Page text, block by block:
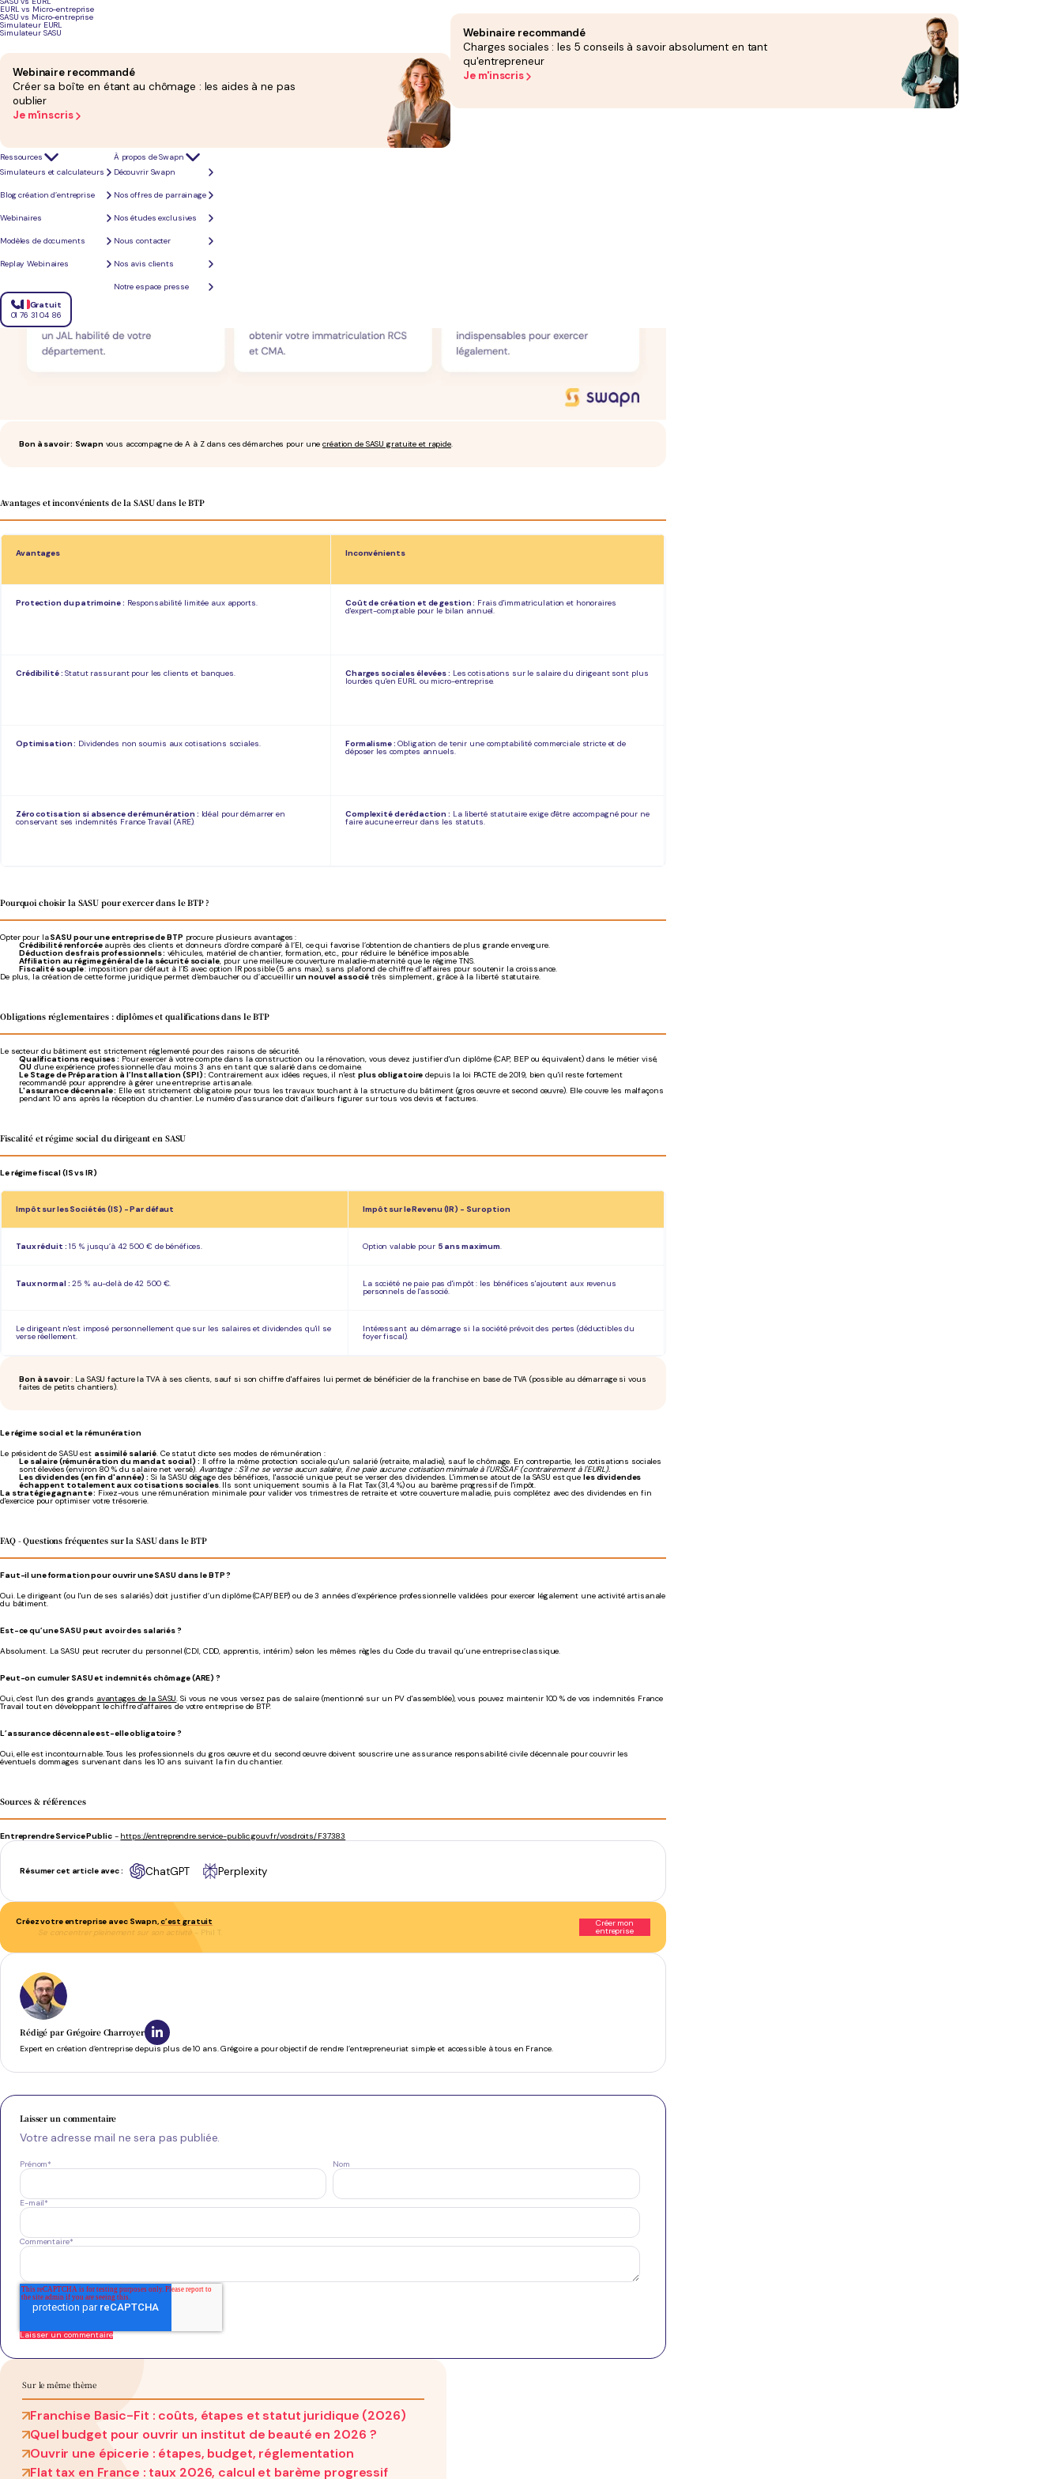
EURL vs Micro-entreprise
SASU vs Micro-entreprise
Simulateur EURL
Simulateur SASU
Webinaire recommandé
Créer sa boîte en étant au chômage : les aides à ne pas
oublier
Je m'inscris
Webinaire recommandé
Charges sociales : les 5 conseils à savoir absolument en tant
qu'entrepreneur
Je m'inscris
Ressources
Simulateurs et calculateurs
Blog création d’entreprise
Webinaires
Modèles de documents
Replay Webinaires
À propos de Swapn
Découvrir Swapn
Nos offres de parrainage
Nos études exclusives
Nous contacter
Nos avis clients
Notre espace presse
Gratuit
01 76 31 04 86
Publier une annonce légale :
S'immatriculer au guichet unique : Le dossier complet (statuts, attestations, pièce d'identité) doit être déposé en ligne sur le guichet unique de l'INPI pour obtenir votre
immatriculation au RCS et à la Chambre de Métiers et de l'Artisanat (CMA).
Souscrire aux assurances obligatoires : Vous devez impérativement ouvrir un compte pro et souscrire une assurance Responsabilité Civile Professionnelle (RC Pro) et une
garantie décennale pour pouvoir exercer légalement.
Bon à savoir : Swapnvous accompagne de A à Z dans ces démarches pour unecréation de SASU gratuite et rapide.
Avantages et inconvénients de la SASU dans le BTP
Avantages Inconvénients
Protection du patrimoine : Responsabilité limitée aux apports. Coût de création et de gestion : Frais d'immatriculation et honoraires
d'expert-comptable pour le bilan annuel.
Crédibilité : Statut rassurant pour les clients et banques. Charges sociales élevées : Les cotisations sur le salaire du dirigeant sont plus
lourdes qu'en EURL ou micro-entreprise.
Optimisation : Dividendes non soumis aux cotisations sociales. Formalisme : Obligation de tenir une comptabilité commerciale stricte et de
déposer les comptes annuels.
Zéro cotisation si absence de rémunération : Idéal pour démarrer en
conservant ses indemnités France Travail (ARE).
Complexité de rédaction : La liberté statutaire exige d'être accompagné pour ne
faire aucune erreur dans les statuts.
Pourquoi choisir la SASU pour exercer dans le BTP ?
Opter pour laSASU pour une entreprise de BTP procure plusieurs avantages :
Crédibilité renforcéeauprès des clients et donneurs d’ordre comparé à l’EI, ce qui favorise l’obtention de chantiers de plus grande envergure.
Déduction des frais professionnels : véhicules, matériel de chantier, formation, etc., pour réduire le bénéfice imposable.
Affiliation au régime général de la sécurité sociale, pour une meilleure couverture maladie‑maternité que le régime TNS.
Fiscalité souple: imposition par défaut à l’IS avec option IR possible (5 ans max), sans plafond de chiffre d’affaires pour soutenir la croissance.
De plus, la création de cette forme juridique permet d’embaucher ou d’accueillirun nouvel associé très simplement, grâce à la liberté statutaire.
Obligations réglementaires : diplômes et qualifications dans le BTP
Le secteur du bâtiment est strictement réglementé pour des raisons de sécurité.
Qualifications requises : Pour exercer à votre compte dans la construction ou la rénovation, vous devez justifier d'un diplôme (CAP, BEP ou équivalent) dans le métier visé,
OUd'une expérience professionnelle d'au moins 3 ans en tant que salarié dans ce domaine.
Le Stage de Préparation à l’Installation (SPI) : Contrairement aux idées reçues, il n'estplus obligatoire depuis la loi PACTE de 2019, bien qu'il reste fortement
recommandé pour apprendre à gérer une entreprise artisanale.
L'assurance décennale : Elle est strictement obligatoire pour tous les travaux touchant à la structure du bâtiment (gros œuvre et second œuvre). Elle couvre les malfaçons
pendant 10 ans après la réception du chantier. Le numéro d'assurance doit d'ailleurs figurer sur tous vos devis et factures.
Fiscalité et régime social du dirigeant en SASU
Le régime fiscal (IS vs IR)
Impôt sur les Sociétés (IS) - Par défaut Impôt sur le Revenu (IR) - Sur option
Taux réduit : 15 % jusqu’à 42 500 € de bénéfices. Option valable pour 5 ans maximum.
Taux normal : 25 % au-delà de 42 500 €. La société ne paie pas d'impôt : les bénéfices s'ajoutent aux revenus
personnels de l'associé.
Le dirigeant n'est imposé personnellement que sur les salaires et dividendes qu'il se
verse réellement.
Intéressant au démarrage si la société prévoit des pertes (déductibles du
foyer fiscal).
Bon à savoir: La SASU facture la TVA à ses clients, sauf si son chiffre d'affaires lui permet de bénéficier de la franchise en base de TVA (possible au démarrage si vous
faites de petits chantiers).
Le régime social et la rémunération
Le président de SASU est assimilé salarié. Ce statut dicte ses modes de rémunération :
Le salaire (rémunération du mandat social) : Il offre la même protection sociale qu'un salarié (retraite, maladie), sauf le chômage. En contrepartie, les cotisations sociales
sont élevées (environ 80 % du salaire net versé).Avantage : S'il ne se verse aucun salaire, il ne paie aucune cotisation minimale à l'URSSAF (contrairement à l'EURL).
Les dividendes (en fin d'année) : Si la SASU dégage des bénéfices, l'associé unique peut se verser des dividendes. L'immense atout de la SASU est queles dividendes
échappent totalement aux cotisations sociales. Ils sont uniquement soumis à la Flat Tax (31,4 %) ou au barème progressif de l'impôt.
La stratégie gagnante : Fixez-vous une rémunération minimale pour valider vos trimestres de retraite et votre couverture maladie, puis complétez avec des dividendes en fin
d'exercice pour optimiser votre trésorerie.
FAQ - Questions fréquentes sur la SASU dans le BTP
Faut-il une formation pour ouvrir une SASU dans le BTP ?
Oui. Le dirigeant (ou l'un de ses salariés) doit justifier d’un diplôme (CAP/BEP) ou de 3 années d’expérience professionnelle validées pour exercer légalement une activité artisanale
du bâtiment.
Est-ce qu’une SASU peut avoir des salariés ?
Absolument. La SASU peut recruter du personnel (CDI, CDD, apprentis, intérim) selon les mêmes règles du Code du travail qu’une entreprise classique.
Peut-on cumuler SASU et indemnités chômage (ARE) ?
Oui, c'est l'un des grands avantages de la SASU. Si vous ne vous versez pas de salaire (mentionné sur un PV d'assemblée), vous pouvez maintenir 100 % de vos indemnités France
Travail tout en développant le chiffre d'affaires de votre entreprise de BTP.
L’assurance décennale est-elle obligatoire ?
Oui, elle est incontournable. Tous les professionnels du gros œuvre et du second œuvre doivent souscrire une assurance responsabilité civile décennale pour couvrir les
éventuels dommages survenant dans les 10 ans suivant la fin du chantier.
Sources & références
Entreprendre Service Public- https://entreprendre.service-public.gouv.fr/vosdroits/F37383
Résumer cet article avec : ChatGPT Perplexity
Créez votre entreprise avec Swapn,c’est gratuit
Se concentrer pleinement sur son activité - Phil T.
Créer mon
entreprise
Rédigé par Grégoire Charroyer
Expert en création d’entreprise depuis plus de 10 ans. Grégoire a pour objectif de rendre l’entrepreneuriat simple et accessible à tous en France.
Laisser un commentaire
Votre adresse mail ne sera pas publiée.
Prénom* Nom
E-mail*
Commentaire*
Sur le même thème
Franchise Basic-Fit : coûts, étapes et statut juridique (2026)
Quel budget pour ouvrir un institut de beauté en 2026 ?
Ouvrir une épicerie : étapes, budget, réglementation
Flat tax en France : taux 2026, calcul et barème progressif